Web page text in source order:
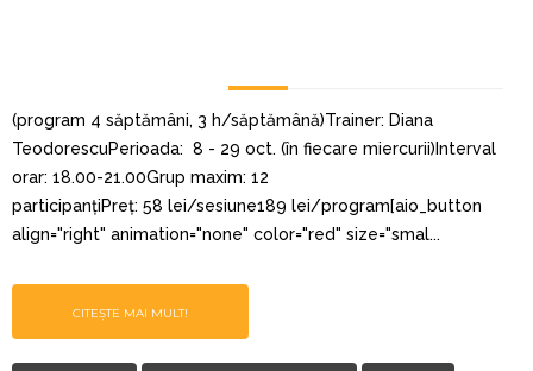
(program 4 săptămâni, 3 h/săptămână)Trainer: Diana
TeodorescuPerioada: 8 - 29 oct. (în fiecare miercurii)Interval
orar: 18.00-21.00Grup maxim: 12
participanțiPreț: 58 lei/sesiune189 lei/program[aio_button
align="right" animation="none" color="red" size="smal...
CITEȘTE MAI MULT!